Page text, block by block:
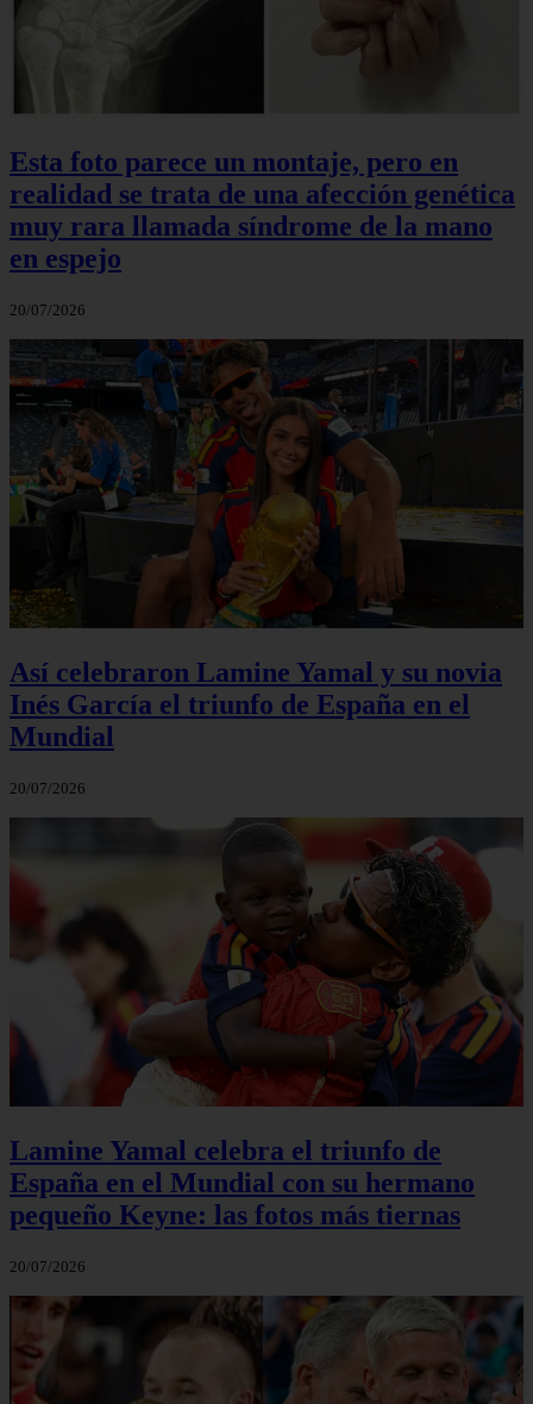
Esta foto parece un montaje, pero en
realidad se trata de una afección genética
muy rara llamada síndrome de la mano
en espejo
20/07/2026
Así celebraron Lamine Yamal y su novia
Inés García el triunfo de España en el
Mundial
20/07/2026
Lamine Yamal celebra el triunfo de
España en el Mundial con su hermano
pequeño Keyne: las fotos más tiernas
20/07/2026